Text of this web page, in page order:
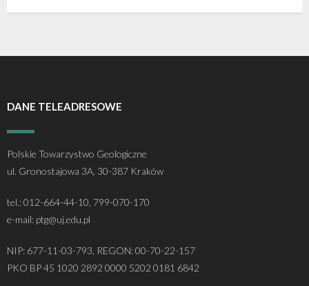
DANE TELEADRESOWE
Polskie Towarzystwo Geologiczne
ul. Gronostajowa 3A, 30-387 Kraków
tel.: 012-664-44-10, 799-070-170
e-mail: ptg@uj.edu.pl
NIP: 677-11-03-793, REGON: 00-70-22-157
PKO BP 45 1020 2892 0000 5202 0181 6842